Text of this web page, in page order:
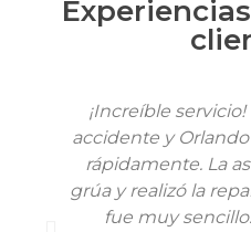
¡Increíble
accidente y
rápidamente. La
grúa y realizó la
fue muy